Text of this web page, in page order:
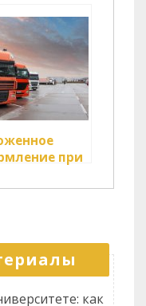
и
при
грузов
как